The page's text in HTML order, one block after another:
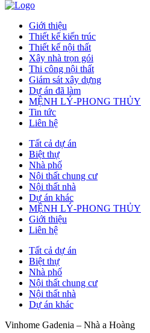
Giới thiệu
Thiết kế kiến trúc
Thiết kế nội thất
Xây nhà trọn gói
Thi công nội thất
Giám sát xây dựng
Dự án đã làm
MỆNH LÝ-PHONG THỦY
Tin tức
Liên hệ
Tất cả dự án
Biệt thự
Nhà phố
Nội thất chung cư
Nội thất nhà
Dự án khác
MỆNH LÝ-PHONG THỦY
Giới thiệu
Liên hệ
Tất cả dự án
Biệt thự
Nhà phố
Nội thất chung cư
Nội thất nhà
Dự án khác
Vinhome Gadenia – Nhà a Hoàng